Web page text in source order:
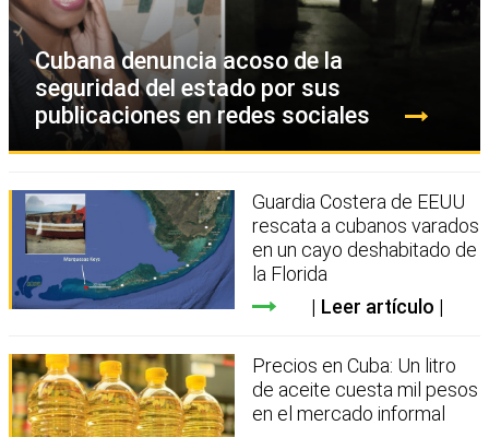
Cubana denuncia acoso de la
seguridad del estado por sus
publicaciones en redes sociales
Guardia Costera de EEUU
rescata a cubanos varados
en un cayo deshabitado de
la Florida
Leer artículo
Precios en Cuba: Un litro
de aceite cuesta mil pesos
en el mercado informal